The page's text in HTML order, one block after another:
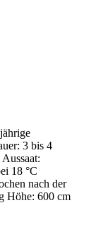
3 bis 4
18 °C
nach der
Höhe: 600 cm